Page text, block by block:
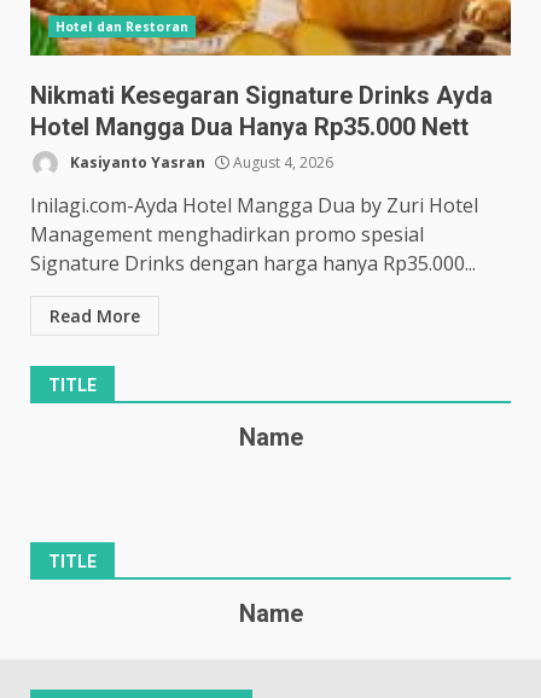
Hotel dan Restoran
Nikmati Kesegaran Signature Drinks Ayda
Hotel Mangga Dua Hanya Rp35.000 Nett
Kasiyanto Yasran August 4, 2026
Inilagi.com-Ayda Hotel Mangga Dua by Zuri Hotel
Management menghadirkan promo spesial
Signature Drinks dengan harga hanya Rp35.000...
Read More
TITLE
Name
TITLE
Name